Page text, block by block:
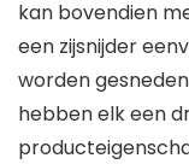
kan bovendien
een zijsnijder
worden
hebben elk een